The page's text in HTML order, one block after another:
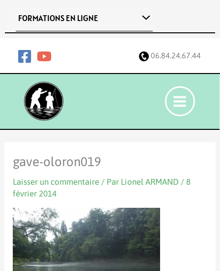
FORMATIONS EN LIGNE
06.84.24.67.44
gave-oloron019
Laisser un commentaire / Par Lionel ARMAND / 8
février 2014